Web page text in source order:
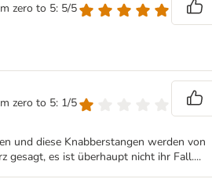
zero to 5: 5/5
zero to 5: 1/5
und diese Knabberstangen werden von
gesagt, es ist überhaupt nicht ihr Fall....